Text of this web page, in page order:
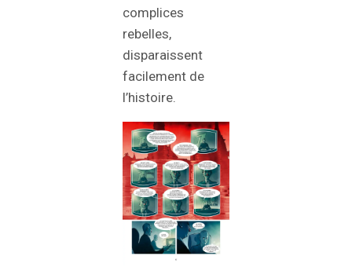
complices
rebelles,
disparaissent
facilement de
l’histoire.